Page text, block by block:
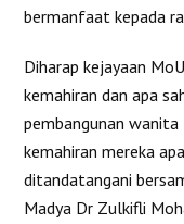
bermanfaat kepada
Diharap kejayaan
kemahiran dan apa
pembangunan
kemahiran mereka
ditandatangani
Madya Dr Zulkifli